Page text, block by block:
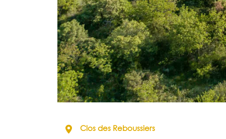
Clos des Reboussiers